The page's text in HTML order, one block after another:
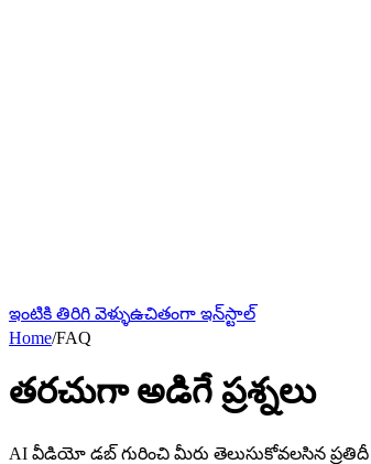
ఇంటికి తిరిగి వెళ్ళుఉచితంగా ఇన్‌స్టాల్
Home/FAQ
తరచుగా అడిగే ప్రశ్నలు
AI వీడియో డబ్ గురించి మీరు తెలుసుకోవలసిన ప్రతిదీ